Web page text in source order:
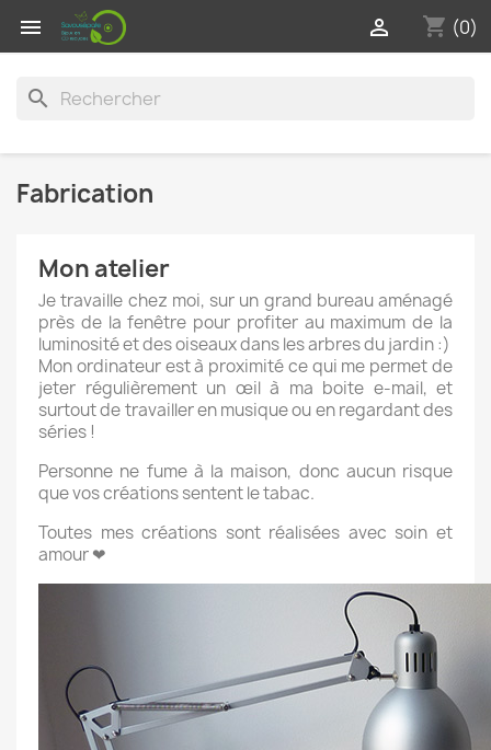
 shopping_cart (0)

search
Fabrication
Mon atelier
Je travaille chez moi, sur un grand bureau aménagé
près de la fenêtre pour profiter au maximum de la
luminosité et des oiseaux dans les arbres du jardin :)
Mon ordinateur est à proximité ce qui me permet de
jeter régulièrement un œil à ma boite e-mail, et
surtout de travailler en musique ou en regardant des
séries !
Personne ne fume à la maison, donc aucun risque
que vos créations sentent le tabac.
Toutes mes créations sont réalisées avec soin et
amour ❤